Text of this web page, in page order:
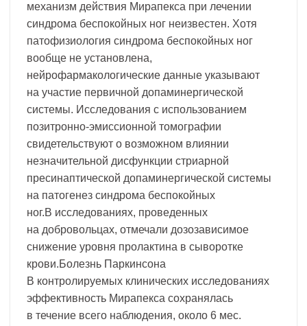
механизм действия Мирапекса при лечении
синдрома беспокойных ног неизвестен. Хотя
патофизиология синдрома беспокойных ног
вообще не установлена,
нейрофармакологические данные указывают
на участие первичной допаминергической
системы. Исследования с использованием
позитронно-эмиссионной томографии
свидетельствуют о возможном влиянии
незначительной дисфункции стриарной
пресинаптической допаминергической системы
на патогенез синдрома беспокойных
ног.В исследованиях, проведенных
на добровольцах, отмечали дозозависимое
снижение уровня пролактина в сыворотке
крови.Болезнь Паркинсона
В контролируемых клинических исследованиях
эффективность Мирапекса сохранялась
в течение всего наблюдения, около 6 мес.